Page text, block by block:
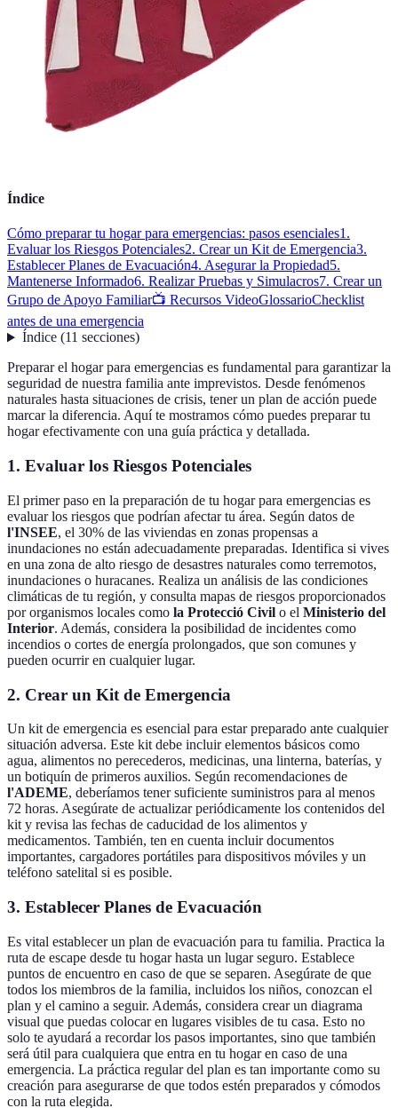
Índice
Cómo preparar tu hogar para emergencias: pasos esenciales1.
Evaluar los Riesgos Potenciales2. Crear un Kit de Emergencia3.
Establecer Planes de Evacuación4. Asegurar la Propiedad5.
Mantenerse Informado6. Realizar Pruebas y Simulacros7. Crear un
Grupo de Apoyo Familiar📺 Recursos VideoGlossarioChecklist
antes de una emergencia
Índice(11 secciones)
Preparar el hogar para emergencias es fundamental para garantizar la
seguridad de nuestra familia ante imprevistos. Desde fenómenos
naturales hasta situaciones de crisis, tener un plan de acción puede
marcar la diferencia. Aquí te mostramos cómo puedes preparar tu
hogar efectivamente con una guía práctica y detallada.
1. Evaluar los Riesgos Potenciales
El primer paso en la preparación de tu hogar para emergencias es
evaluar los riesgos que podrían afectar tu área. Según datos de
l'INSEE, el 30% de las viviendas en zonas propensas a
inundaciones no están adecuadamente preparadas. Identifica si vives
en una zona de alto riesgo de desastres naturales como terremotos,
inundaciones o huracanes. Realiza un análisis de las condiciones
climáticas de tu región, y consulta mapas de riesgos proporcionados
por organismos locales como la Protecció Civil o el Ministerio del
Interior. Además, considera la posibilidad de incidentes como
incendios o cortes de energía prolongados, que son comunes y
pueden ocurrir en cualquier lugar.
2. Crear un Kit de Emergencia
Un kit de emergencia es esencial para estar preparado ante cualquier
situación adversa. Este kit debe incluir elementos básicos como
agua, alimentos no perecederos, medicinas, una linterna, baterías, y
un botiquín de primeros auxilios. Según recomendaciones de
l'ADEME, deberíamos tener suficiente suministros para al menos
72 horas. Asegúrate de actualizar periódicamente los contenidos del
kit y revisa las fechas de caducidad de los alimentos y
medicamentos. También, ten en cuenta incluir documentos
importantes, cargadores portátiles para dispositivos móviles y un
teléfono satelital si es posible.
3. Establecer Planes de Evacuación
Es vital establecer un plan de evacuación para tu familia. Practica la
ruta de escape desde tu hogar hasta un lugar seguro. Establece
puntos de encuentro en caso de que se separen. Asegúrate de que
todos los miembros de la familia, incluidos los niños, conozcan el
plan y el camino a seguir. Además, considera crear un diagrama
visual que puedas colocar en lugares visibles de tu casa. Esto no
solo te ayudará a recordar los pasos importantes, sino que también
será útil para cualquiera que entra en tu hogar en caso de una
emergencia. La práctica regular del plan es tan importante como su
creación para asegurarse de que todos estén preparados y cómodos
con la ruta elegida.